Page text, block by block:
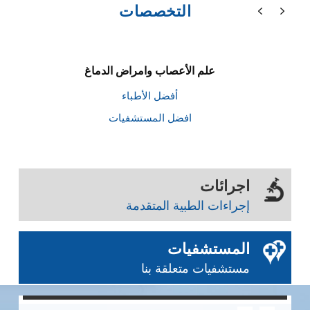
التخصصات
علم الأعصاب وامراض الدماغ
أفضل الأطباء
افضل المستشفيات
اجرائات
إجراءات الطبية المتقدمة
المستشفيات
مستشفيات متعلقة بنا
0 0 0